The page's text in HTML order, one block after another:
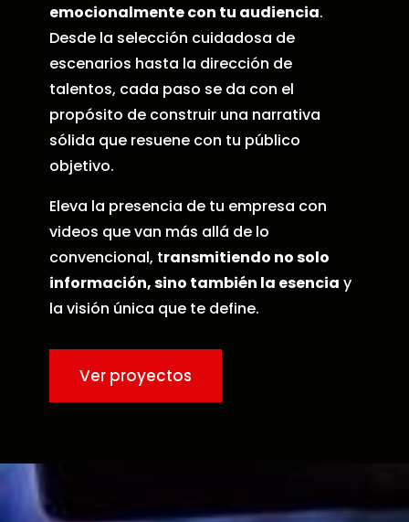
emocionalmente con tu audiencia.
Desde la selección cuidadosa de
escenarios hasta la dirección de
talentos, cada paso se da con el
propósito de construir una narrativa
sólida que resuene con tu público
objetivo.
Eleva la presencia de tu empresa con
videos que van más allá de lo
convencional, transmitiendo no solo
información, sino también la esencia y
la visión única que te define.
Ver proyectos